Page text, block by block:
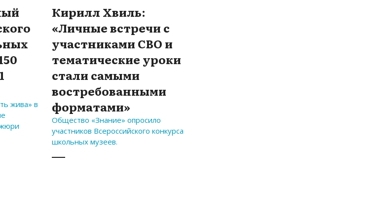
жива» в
Кирилл Хвиль:
«Личные встречи с
участниками СВО и
тематические уроки
стали самыми
востребованными
форматами»
Общество «Знание» опросило
участников Всероссийского конкурса
школьных музеев.